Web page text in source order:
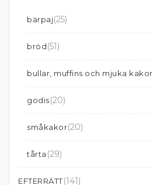
bärpaj(25)
bröd(51)
bullar, muffins och mjuka kakor
godis(20)
småkakor(20)
tårta (29)
EFTERRÄTT(141)